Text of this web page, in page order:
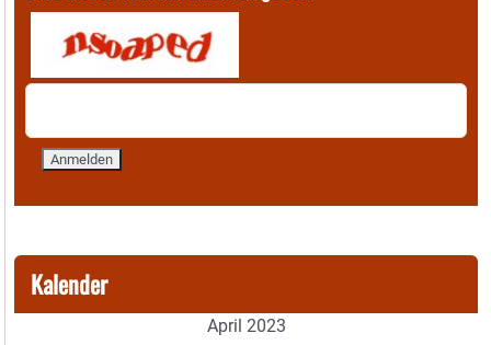
Kalender
April 2023